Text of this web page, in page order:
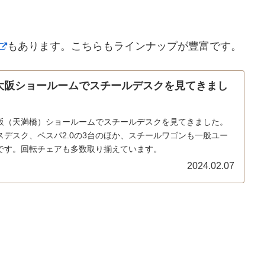
もあります。こちらもラインナップが豊富です。
阪ショールームでスチールデスクを見てきまし
（天満橋）ショールームでスチールデスクを見てきました。
デスク、ペスパ2.0の3台のほか、スチールワゴンも一般ユー
。回転チェアも多数取り揃えています。
2024.02.07